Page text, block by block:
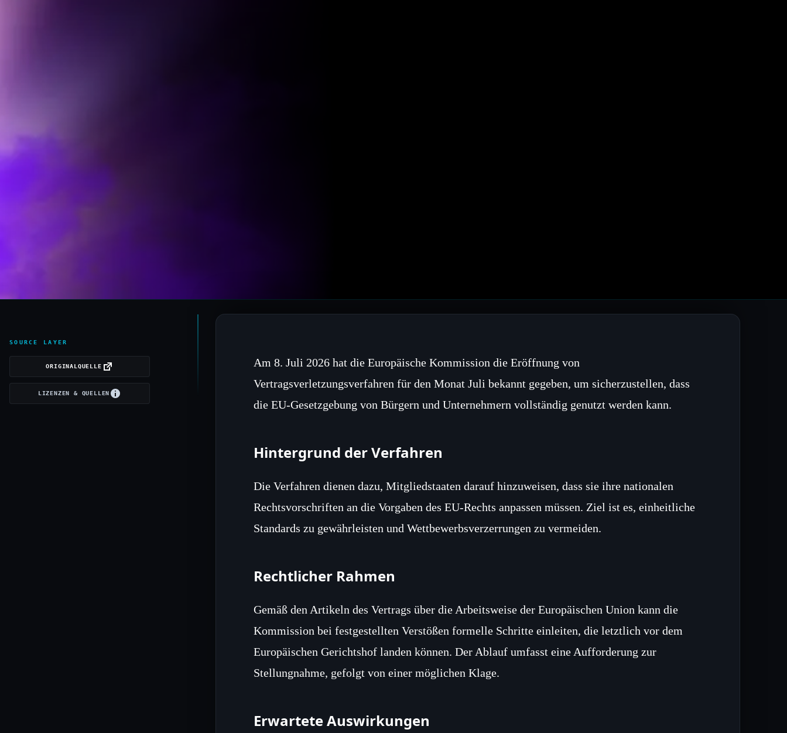
SOURCE LAYER
ORIGINALQUELLE
LIZENZEN & QUELLEN
Am 8. Juli 2026 hat die Europäische Kommission die Eröffnung von
Vertragsverletzungsverfahren für den Monat Juli bekannt gegeben, um sicherzustellen, dass
die EU-Gesetzgebung von Bürgern und Unternehmern vollständig genutzt werden kann.
Hintergrund der Verfahren
Die Verfahren dienen dazu, Mitgliedstaaten darauf hinzuweisen, dass sie ihre nationalen
Rechtsvorschriften an die Vorgaben des EU-Rechts anpassen müssen. Ziel ist es, einheitliche
Standards zu gewährleisten und Wettbewerbsverzerrungen zu vermeiden.
Rechtlicher Rahmen
Gemäß den Artikeln des Vertrags über die Arbeitsweise der Europäischen Union kann die
Kommission bei festgestellten Verstößen formelle Schritte einleiten, die letztlich vor dem
Europäischen Gerichtshof landen können. Der Ablauf umfasst eine Aufforderung zur
Stellungnahme, gefolgt von einer möglichen Klage.
Erwartete Auswirkungen